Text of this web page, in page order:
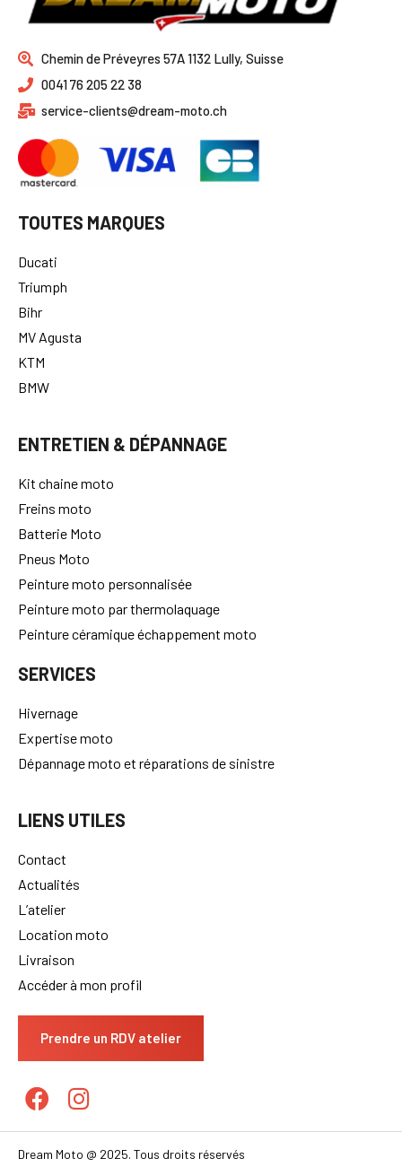
Chemin de Préveyres 57A 1132 Lully, Suisse
0041 76 205 22 38
service-clients@dream-moto.ch
TOUTES MARQUES
Ducati
Triumph
Bihr
MV Agusta
KTM
BMW
ENTRETIEN & DÉPANNAGE
Kit chaine moto
Freins moto
Batterie Moto
Pneus Moto
Peinture moto personnalisée
Peinture moto par thermolaquage
Peinture céramique échappement moto
SERVICES
Hivernage
Expertise moto
Dépannage moto et réparations de sinistre
LIENS UTILES
Contact
Actualités
L’atelier
Location moto
Livraison
Accéder à mon profil
Prendre un RDV atelier
Dream Moto @ 2025. Tous droits réservés